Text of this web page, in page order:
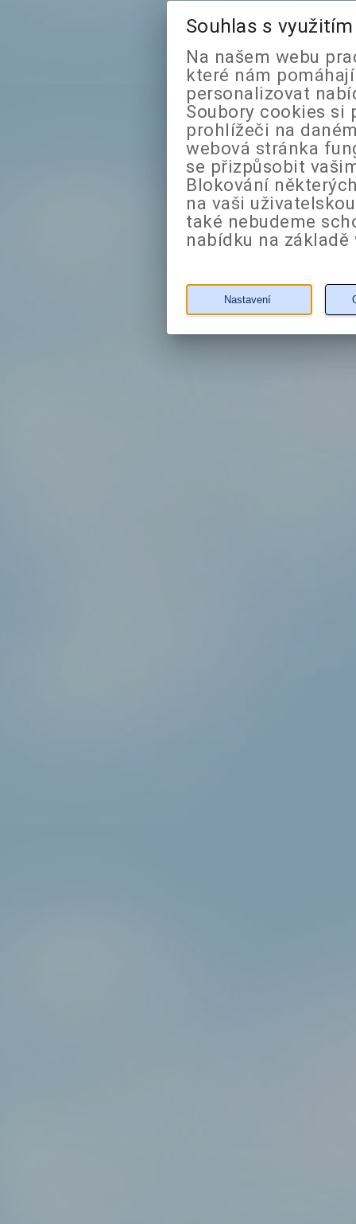
Souhlas s
Na našem webu
které nám
personalizovat
Soubory cookies si
prohlížeči na
webová stránka
se přizpůsobit
Blokování
na vaši
také nebudeme
nabídku na
Nastavení